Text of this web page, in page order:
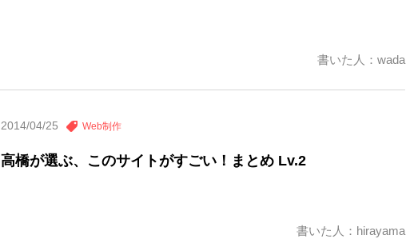
書いた人：wada
2014/04/25 Web制作
高橋が選ぶ、このサイトがすごい！まとめ Lv.2
書いた人：hirayama